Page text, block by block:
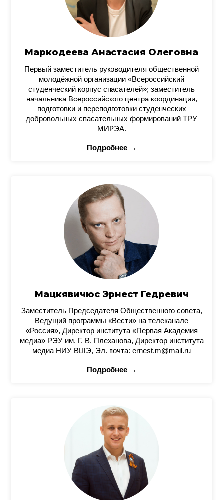
Маркодеева Анастасия Олеговна
Первый заместитель руководителя общественной
молодёжной организации «Всероссийский
студенческий корпус спасателей»; заместитель
начальника Всероссийского центра координации,
подготовки и переподготовки студенческих
добровольных спасательных формирований ТРУ
МИРЭА.
Подробнее →
Мацкявичюс Эрнест Гедревич
Заместитель Председателя Общественного совета,
Ведущий программы «Вести» на телеканале
«Россия», Директор института «Первая Академия
медиа» РЭУ им. Г. В. Плеханова, Директор института
медиа НИУ ВШЭ, Эл. почта: ernest.m@mail.ru
Подробнее →